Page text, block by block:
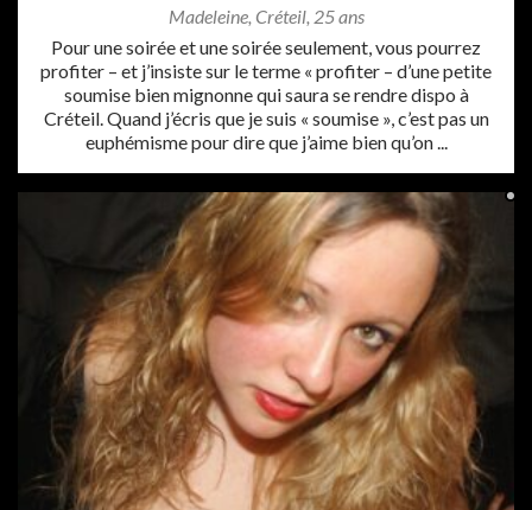
Madeleine, Créteil, 25 ans
Pour une soirée et une soirée seulement, vous pourrez
profiter – et j’insiste sur le terme « profiter – d’une petite
soumise bien mignonne qui saura se rendre dispo à
Créteil. Quand j’écris que je suis « soumise », c’est pas un
euphémisme pour dire que j’aime bien qu’on ...